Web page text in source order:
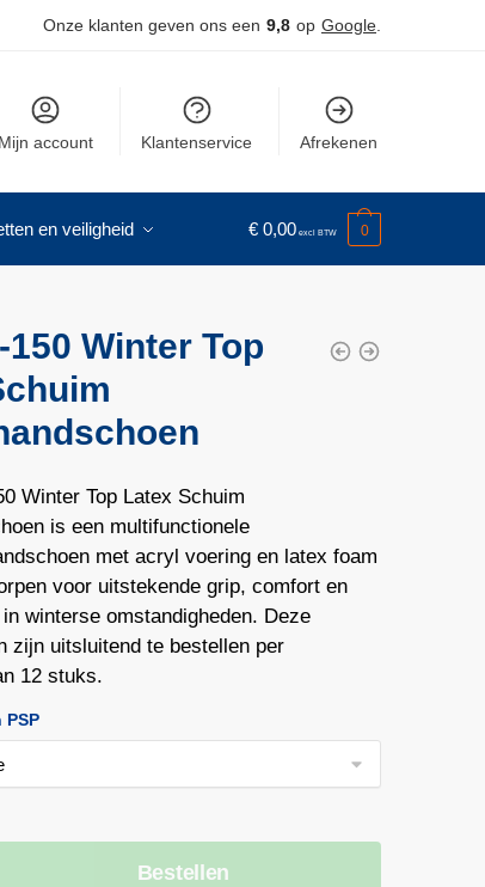
Onze klanten geven ons een 9,8 op Google
Mijn account Klantenservice Afrekenen
en veiligheid € 0,00 0
Winter Top
Winter Top Latex Schuim
is een multifunctionele
met acryl voering en latex foam
voor uitstekende grip, comfort en
winterse omstandigheden. Deze
zijn uitsluitend te bestellen per
12 stuks.
PSP
Bestellen